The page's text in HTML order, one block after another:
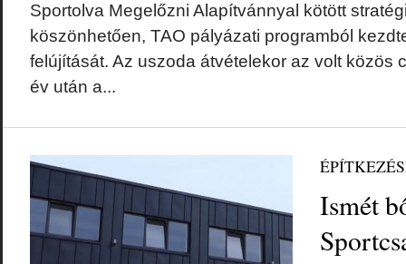
Sportolva Megelőzni Alapítvánnyal kötött
köszönhetően, TAO pályázati programból
felújítását. Az uszoda átvételekor az volt közös
év után a...
Ismét